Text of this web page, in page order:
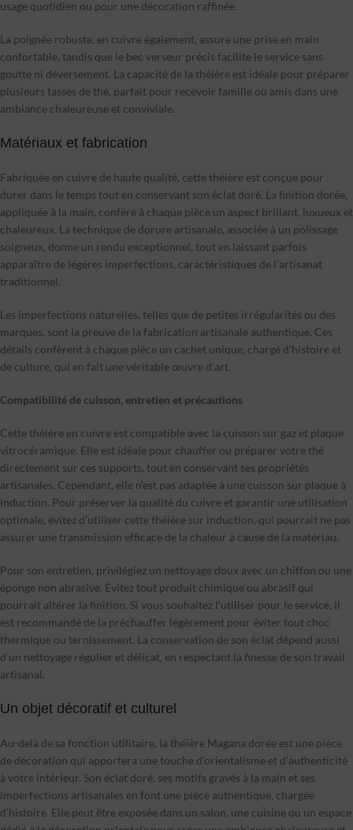
usage quotidien ou pour une décoration raffinée.
La poignée robuste, en cuivre également, assure une prise en main
confortable, tandis que le bec verseur précis facilite le service sans
goutte ni déversement. La capacité de la théière est idéale pour préparer
plusieurs tasses de thé, parfait pour recevoir famille ou amis dans une
ambiance chaleureuse et conviviale.
Matériaux et fabrication
Fabriquée en cuivre de haute qualité, cette théière est conçue pour
durer dans le temps tout en conservant son éclat doré. La finition dorée,
appliquée à la main, confère à chaque pièce un aspect brillant, luxueux et
chaleureux. La technique de dorure artisanale, associée à un polissage
soigneux, donne un rendu exceptionnel, tout en laissant parfois
apparaître de légères imperfections, caractéristiques de l’artisanat
traditionnel.
Les imperfections naturelles, telles que de petites irrégularités ou des
marques, sont la preuve de la fabrication artisanale authentique. Ces
détails confèrent à chaque pièce un cachet unique, chargé d’histoire et
de culture, qui en fait une véritable œuvre d’art.
Compatibilité de cuisson, entretien et précautions
Cette théière en cuivre est compatible avec la cuisson sur gaz et plaque
vitrocéramique. Elle est idéale pour chauffer ou préparer votre thé
directement sur ces supports, tout en conservant ses propriétés
artisanales. Cependant, elle n’est pas adaptée à une cuisson sur plaque à
induction. Pour préserver la qualité du cuivre et garantir une utilisation
optimale, évitez d’utiliser cette théière sur induction, qui pourrait ne pas
assurer une transmission efficace de la chaleur à cause de la matériau.
Pour son entretien, privilégiez un nettoyage doux avec un chiffon ou une
éponge non abrasive. Évitez tout produit chimique ou abrasif qui
pourrait altérer la finition. Si vous souhaitez l’utiliser pour le service, il
est recommandé de la préchauffer légèrement pour éviter tout choc
thermique ou ternissement. La conservation de son éclat dépend aussi
d’un nettoyage régulier et délicat, en respectant la finesse de son travail
artisanal.
Un objet décoratif et culturel
Au-delà de sa fonction utilitaire, la théière Magana dorée est une pièce
de décoration qui apportera une touche d’orientalisme et d’authenticité
à votre intérieur. Son éclat doré, ses motifs gravés à la main et ses
imperfections artisanales en font une pièce authentique, chargée
d’histoire. Elle peut être exposée dans un salon, une cuisine ou un espace